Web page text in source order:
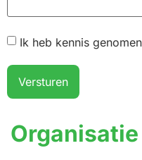
Toestemming
Ik heb kennis
Organisatie